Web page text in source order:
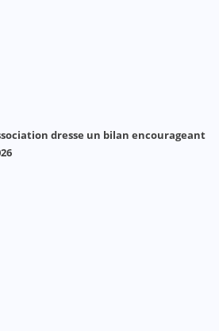
dresse un bilan encourageant